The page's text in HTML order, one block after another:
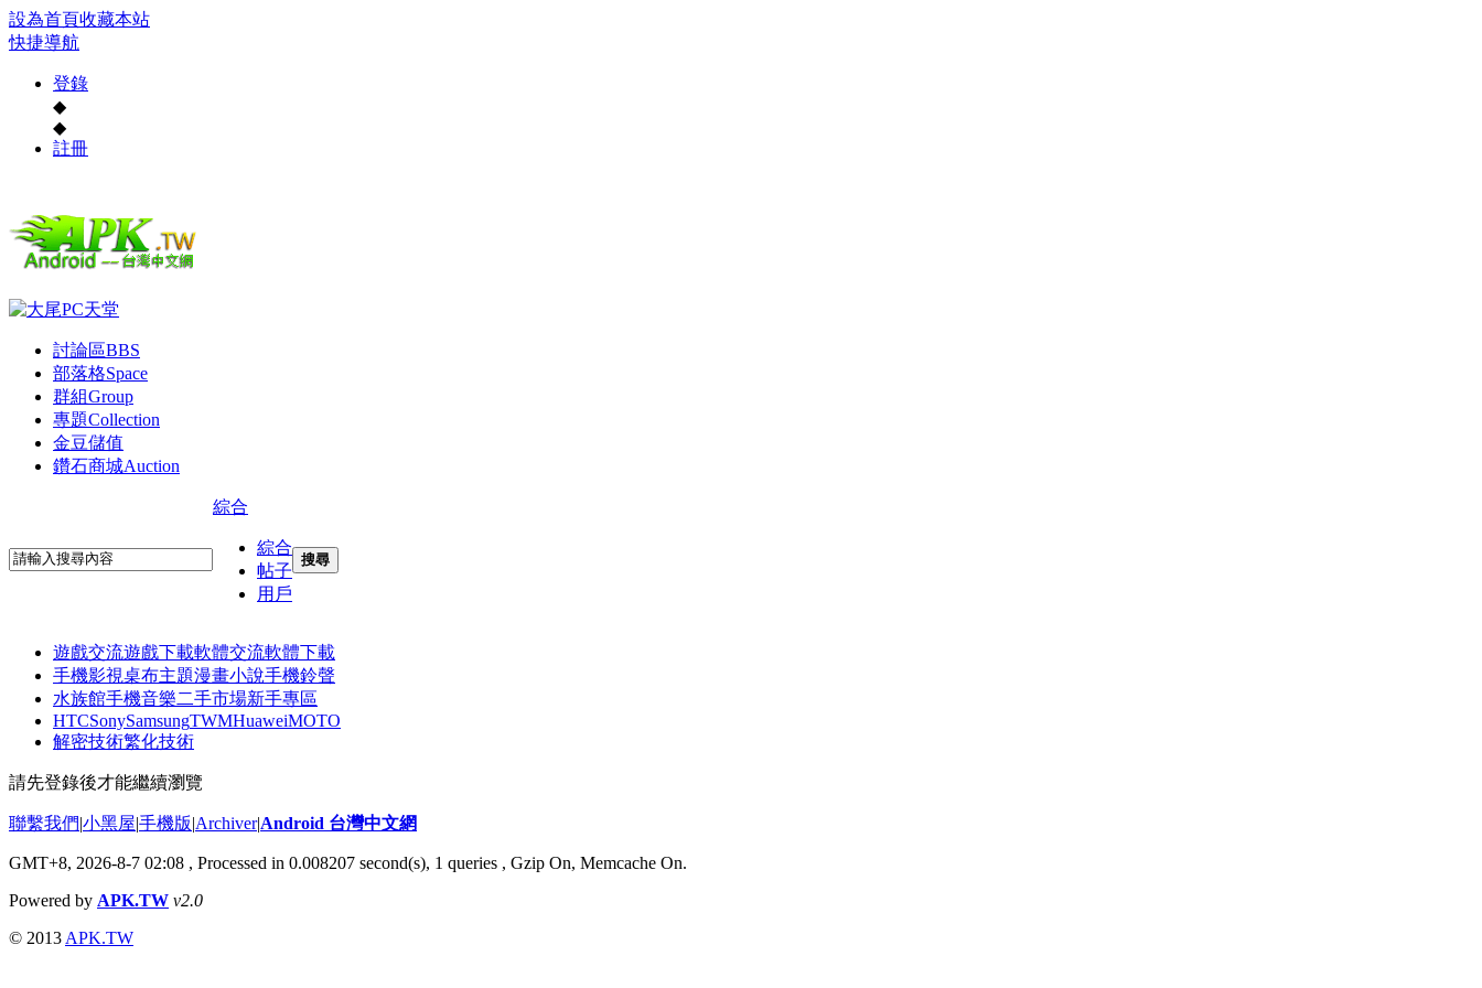
設為首頁收藏本站
快捷導航
登錄
◆
◆
註冊
討論區BBS
部落格Space
群組Group
專題Collection
金豆儲值
鑽石商城Auction
綜合
綜合
帖子
用戶
搜尋
遊戲交流遊戲下載軟體交流軟體下載
手機影視桌布主題漫畫小說手機鈴聲
水族館手機音樂二手市場新手專區
HTCSonySamsungTWMHuaweiMOTO
解密技術繁化技術
請先登錄後才能繼續瀏覽
聯繫我們|小黑屋|手機版|Archiver|Android 台灣中文網
GMT+8, 2026-8-7 02:08 , Processed in 0.008207 second(s), 1 queries , Gzip On, Memcache On.
Powered by APK.TW v2.0
© 2013 APK.TW